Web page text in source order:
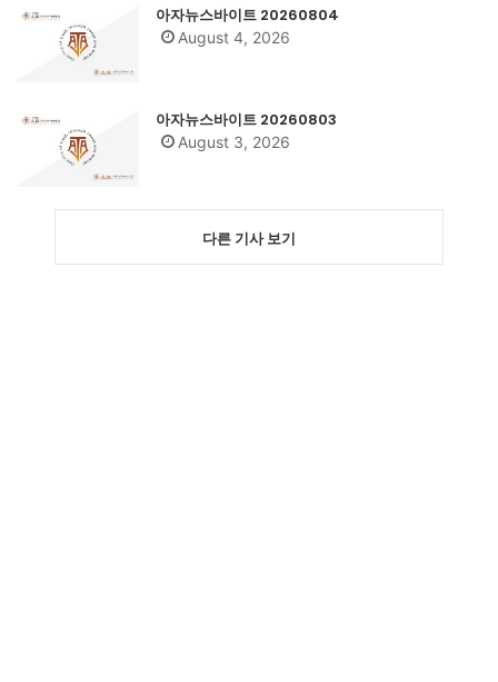
아자뉴스바이트 20260804
August 4, 2026
아자뉴스바이트 20260803
August 3, 2026
다른 기사 보기